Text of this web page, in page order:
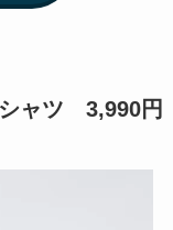
ャツ 3,990円